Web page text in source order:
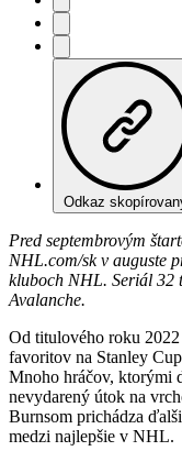
Odkaz
Pred septembrovým
NHL.com/sk v auguste
kluboch NHL. Seriál 32
Avalanche.
Od titulového roku
favoritov na Stanley
Mnoho hráčov, ktorými
nevydarený útok na
Burnsom prichádza
medzi najlepšie v NHL.